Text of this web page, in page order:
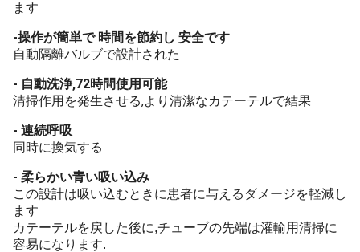
ます
-操作が簡単で 時間を節約し 安全です
自動隔離バルブで設計された
- 自動洗浄,72時間使用可能
清掃作用を発生させる,より清潔なカテーテルで結果
- 連続呼吸
同時に換気する
- 柔らかい青い吸い込み
この設計は吸い込むときに患者に与えるダメージを軽減し
ます
カテーテルを戻した後に,チューブの先端は灌輸用清掃に
容易になります.